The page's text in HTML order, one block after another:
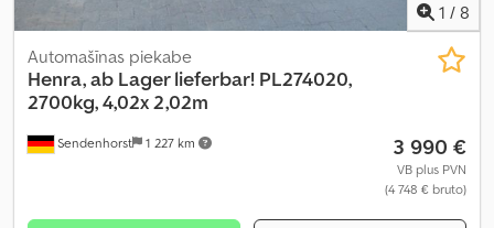
1 / 8
Sendenhorst 1 227 km
Automašīnas piekabe
Henra, ab Lager lieferbar! PL274020,
2700kg, 4,02x 2,02m
3 990 €
VB plus PVN
(4 748 € bruto)